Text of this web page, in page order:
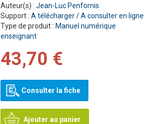
Auteur(s) : Jean-Luc Penfornis
Support : A télécharger / A consulter en ligne
Type de produit : Manuel numérique
enseignant
43,70 €
Consulter la fiche
Ajouter au panier